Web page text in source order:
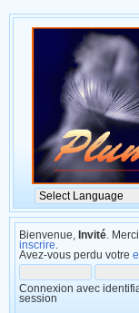
Bienvenue, Invité .
inscrire
Avez-vous perdu votre
Connexion avec
session